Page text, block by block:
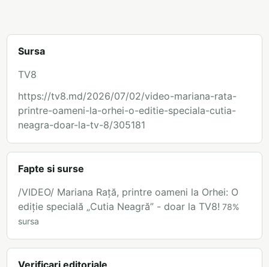
Sursa
TV8
https://tv8.md/2026/07/02/video-mariana-rata-
printre-oameni-la-orhei-o-editie-speciala-cutia-
neagra-doar-la-tv-8/305181
Fapte si surse
/VIDEO/ Mariana Rață, printre oameni la Orhei: O
ediție specială „Cutia Neagră” - doar la TV8! 78%
sursa